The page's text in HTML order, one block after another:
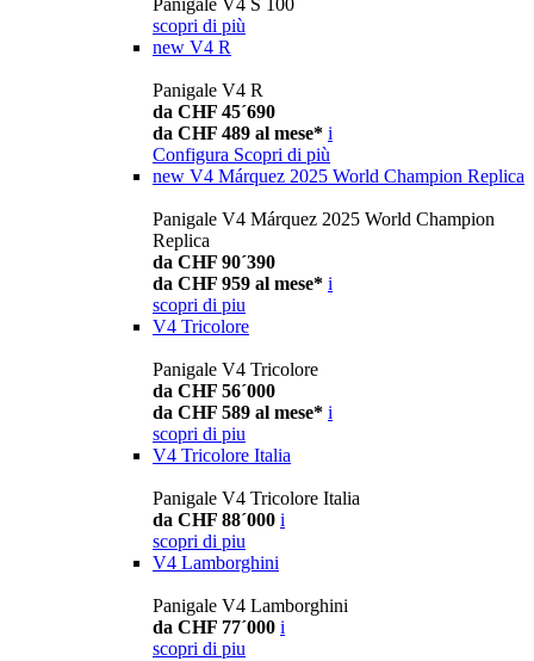
Panigale V4 S 100
scopri di più
new V4 R
Panigale V4 R
da CHF 45´690
da CHF 489 al mese* i
Configura Scopri di più
new V4 Márquez 2025 World Champion Replica
Panigale V4 Márquez 2025 World Champion
Replica
da CHF 90´390
da CHF 959 al mese* i
scopri di piu
V4 Tricolore
Panigale V4 Tricolore
da CHF 56´000
da CHF 589 al mese* i
scopri di piu
V4 Tricolore Italia
Panigale V4 Tricolore Italia
da CHF 88´000 i
scopri di piu
V4 Lamborghini
Panigale V4 Lamborghini
da CHF 77´000 i
scopri di piu